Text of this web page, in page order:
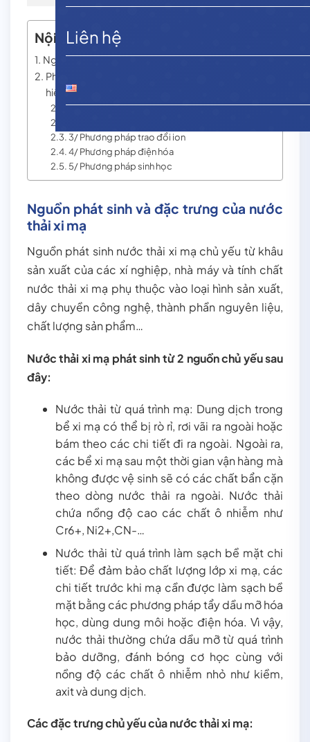
Liên hệ
Nội dung chính
Nguồn phát sinh và đặc trưng của nước thải xi mạ
Phương pháp xử lý nước thải xi mạ phổ biến nhất
hiện nay
1/ Phương pháp hóa lý (Phương pháp hấp phụ)
3/ Phương pháp trao đổi ion
4/ Phương pháp điện hóa
5/ Phương pháp sinh học
Nguồn phát sinh và đặc trưng của nước
thải xi mạ
Nguồn phát sinh nước thải xi mạ chủ yếu từ khâu
sản xuất của các xí nghiệp, nhà máy và tính chất
nước thải xi mạ phụ thuộc vào loại hình sản xuất,
dây chuyền công nghệ, thành phần nguyên liệu,
chất lượng sản phẩm…
Nước thải xi mạ phát sinh từ 2 nguồn chủ yếu sau
đây:
Nước thải từ quá trình mạ: Dung dịch trong
bể xi mạ có thể bị rò rỉ, rơi vãi ra ngoài hoặc
bám theo các chi tiết đi ra ngoài. Ngoài ra,
các bể xi mạ sau một thời gian vận hàng mà
không được vệ sinh sẽ có các chất bẩn cặn
theo dòng nước thải ra ngoài. Nước thải
chứa nồng độ cao các chất ô nhiễm như
Cr6+, Ni2+,CN-…
Nước thải từ quá trình làm sạch bề mặt chi
tiết: Để đảm bảo chất lượng lớp xi mạ, các
chi tiết trước khi mạ cần được làm sạch bề
mặt bằng các phương pháp tẩy dầu mỡ hóa
học, dùng dung môi hoặc điện hóa. Vì vậy,
nước thải thường chứa dầu mỡ từ quá trình
bảo dưỡng, đánh bóng cơ học cùng với
nồng độ các chất ô nhiễm nhỏ như kiềm,
axit và dung dịch.
Các đặc trưng chủ yếu của nước thải xi mạ: